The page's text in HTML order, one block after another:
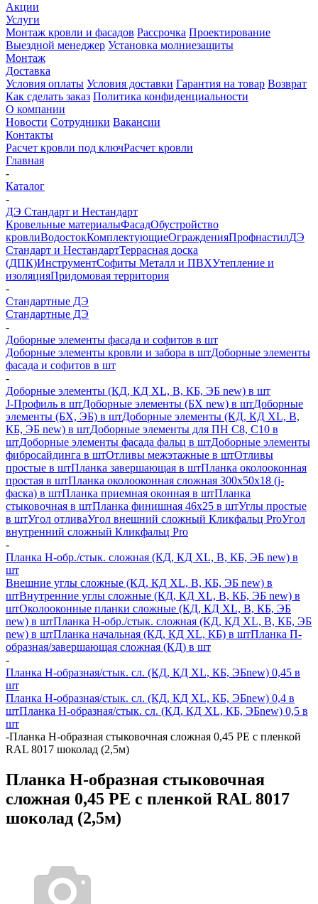
Акции
Услуги
Монтаж кровли и фасадов Рассрочка Проектирование
Выездной менеджер Установка молниезащиты
Монтаж
Доставка
Условия оплаты Условия доставки Гарантия на товар Возврат
Как сделать заказ Политика конфиденциальности
О компании
Новости Сотрудники Вакансии
Контакты
Расчет кровли под ключРасчет кровли
Главная
-
Каталог
-
ДЭ Стандарт и Нестандарт
Кровельные материалыФасадОбустройство
кровлиВодостокКомплектующиеОгражденияПрофнастилДЭ
Стандарт и НестандартТеррасная доска
(ДПК)ИнструментСофиты Металл и ПВХУтепление и
изоляцияПридомовая территория
-
Стандартные ДЭ
Стандартные ДЭ
-
Доборные элементы фасада и софитов в шт
Доборные элементы кровли и забора в штДоборные элементы
фасада и софитов в шт
-
Доборные элементы (КД, КД XL, В, КБ, ЭБ new) в шт
J-Профиль в штДоборные элементы (БХ new) в штДоборные
элементы (БХ, ЭБ) в штДоборные элементы (КД, КД XL, В,
КБ, ЭБ new) в штДоборные элементы для ПН С8, С10 в
штДоборные элементы фасада фальц в штДоборные элементы
фибросайдинга в штОтливы межэтажные в штОтливы
простые в штПланка завершающая в штПланка околооконная
простая в штПланка околооконная сложная 300х50х18 (j-
фаска) в штПланка приемная оконная в штПланка
стыковочная в штПланка финишная 46х25 в штУглы простые
в штУгол отливаУгол внешний сложный Кликфальц ProУгол
внутренний сложный Кликфальц Pro
-
Планка H-обр./стык. сложная (КД, КД XL, В, КБ, ЭБ new) в
шт
Внешние углы сложные (КД, КД XL, В, КБ, ЭБ new) в
штВнутренние углы сложные (КД, КД XL, В, КБ, ЭБ new) в
штОколооконные планки сложные (КД, КД XL, В, КБ, ЭБ
new) в штПланка H-обр./стык. сложная (КД, КД XL, В, КБ, ЭБ
new) в штПланка начальная (КД, КД XL, КБ) в штПланка П-
образная/завершающая сложная (КД) в шт
-
Планка H-образная/стык. сл. (КД, КД XL, КБ, ЭБnew) 0,45 в
шт
Планка H-образная/стык. сл. (КД, КД XL, КБ, ЭБnew) 0,4 в
штПланка H-образная/стык. сл. (КД, КД XL, КБ, ЭБnew) 0,5 в
шт
-Планка Н-образная стыковочная сложная 0,45 PE с пленкой
RAL 8017 шоколад (2,5м)
Планка Н-образная стыковочная
сложная 0,45 PE с пленкой RAL 8017
шоколад (2,5м)